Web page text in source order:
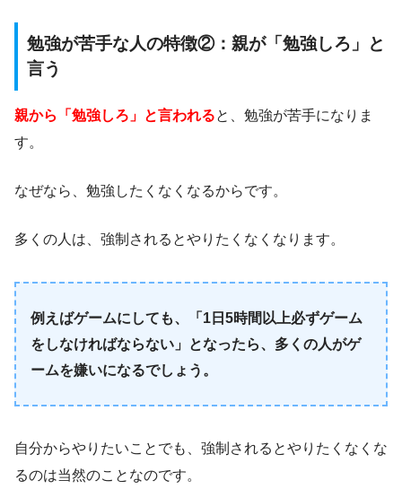
勉強が苦手な人の特徴②：親が「勉強しろ」と
言う
親から「勉強しろ」と言われると、勉強が苦手になりま
す。
なぜなら、勉強したくなくなるからです。
多くの人は、強制されるとやりたくなくなります。
例えばゲームにしても、「1日5時間以上必ずゲーム
をしなければならない」となったら、多くの人がゲ
ームを嫌いになるでしょう。
自分からやりたいことでも、強制されるとやりたくなくな
るのは当然のことなのです。